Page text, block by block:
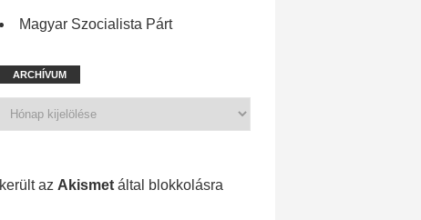
Magyar Szocialista Párt
ARCHÍVUM
került az Akismet által blokkolásra